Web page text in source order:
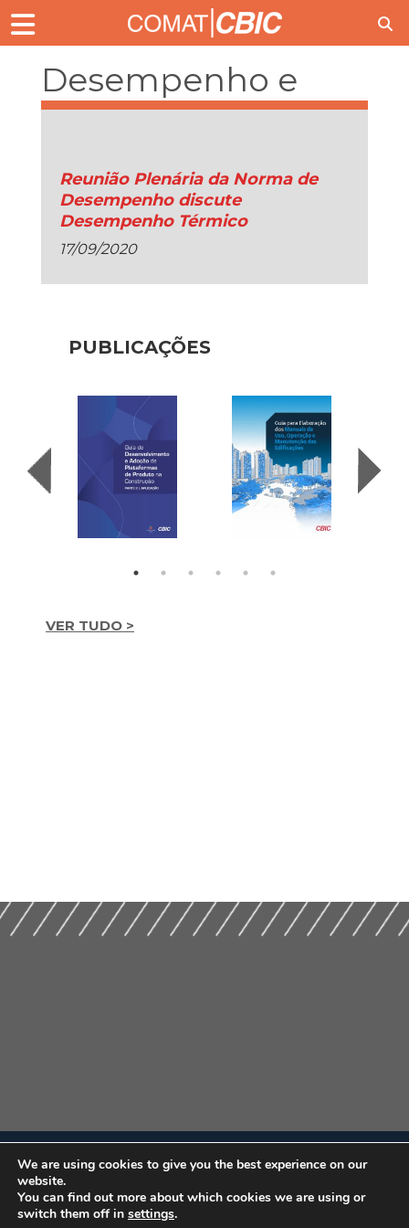
Desempenho e
Edificações
Reunião Plenária da Norma de
Desempenho discute
Desempenho Térmico
17/09/2020
PUBLICAÇÕES
VER TUDO >
We are using cookies to give you the best experience on our
website.
You can find out more about which cookies we are using or
switch them off in settings.